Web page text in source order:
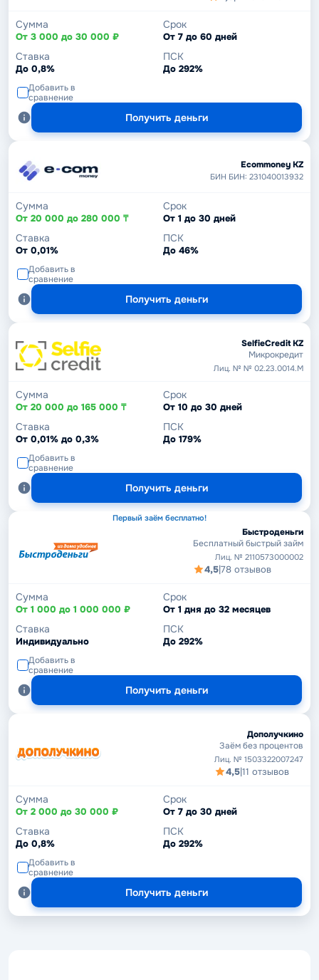
Сумма
От 3 000 до 30 000 ₽
Срок
От 7 до 60 дней
Ставка
До 0,8%
ПСК
До 292%
Добавить в
сравнение
Получить деньги
Ecommoney KZ
БИН БИН: 231040013932
Сумма
От 20 000 до 280 000 ₸
Срок
От 1 до 30 дней
Ставка
От 0,01%
ПСК
До 46%
Добавить в
сравнение
Получить деньги
SelfieCredit KZ
Микрокредит
Лиц. № № 02.23.0014.М
Сумма
От 20 000 до 165 000 ₸
Срок
От 10 до 30 дней
Ставка
От 0,01% до 0,3%
ПСК
До 179%
Добавить в
сравнение
Получить деньги
Первый заём бесплатно!
Быстроденьги
Бесплатный быстрый займ
Лиц. № 2110573000002
4,5|78 отзывов
Сумма
От 1 000 до 1 000 000 ₽
Срок
От 1 дня до 32 месяцев
Ставка
Индивидуально
ПСК
До 292%
Добавить в
сравнение
Получить деньги
Дополучкино
Заём без процентов
Лиц. № 1503322007247
4,5|11 отзывов
Сумма
От 2 000 до 30 000 ₽
Срок
От 7 до 30 дней
Ставка
До 0,8%
ПСК
До 292%
Добавить в
сравнение
Получить деньги